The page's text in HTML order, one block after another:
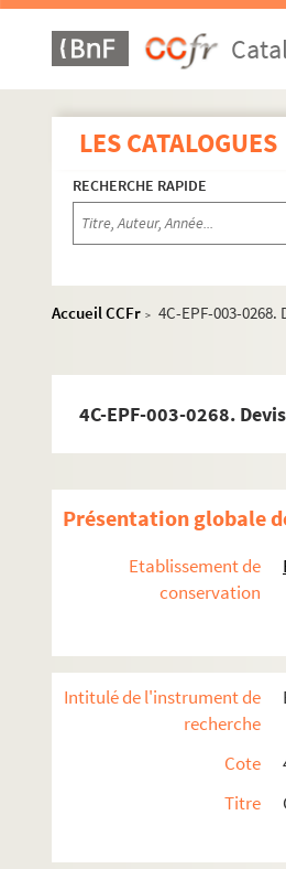
LES CATALOGUES
RECHERCHE RAPIDE
Accueil CCFr > 4C-EPF-003-
4C-EPF-003-0268.
Présentation globale
Etablissement de
conservation
Intitulé de l'instrument de
recherche
Cote
Titre
Dossier n° 19 bis
Dossier n° 20
Dossier n° 22
Dossier n° 23
Dossier n° 24
Dossier n° 25
Dossier n° 36
Dossier n° 36 bis
Dossier n° 36 ter
Dossier n° 38
Dossier n° 38 bis
Dossier n° 39 bis